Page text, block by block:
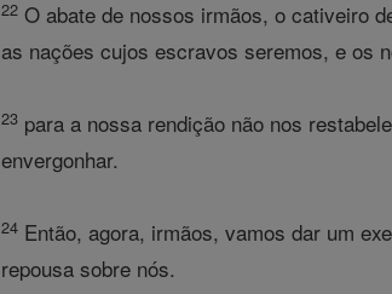
22 O abate de nossos irmãos, o cativeiro
as nações cujos escravos seremos, e os
23 para a nossa rendição não nos
envergonhar.
24 Então, agora, irmãos, vamos dar um
repousa sobre nós.